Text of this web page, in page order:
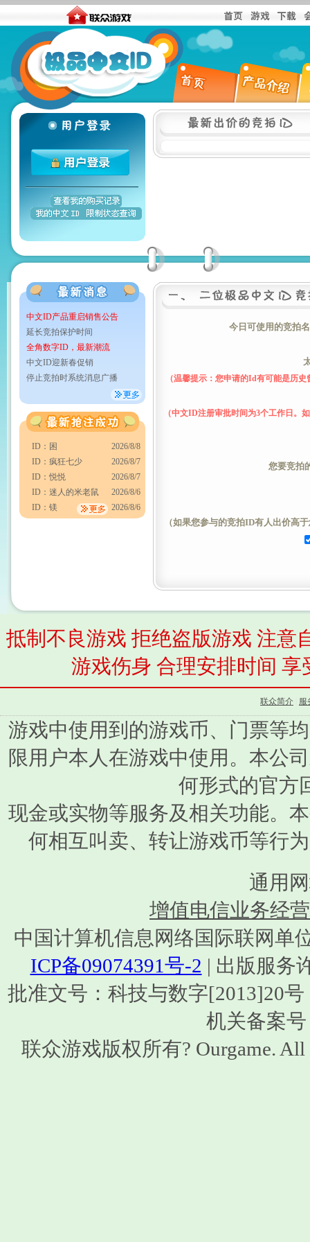
中文ID产品重启销售公告
延长竞拍保护时间
全角数字ID，最新潮流
中文ID迎新春促销
停止竞拍时系统消息广播
ID：困
2026/8/8
ID：疯狂七少
2026/8/7
ID：悦悦
2026/8/7
ID：迷人的米老鼠
2026/8/6
ID：镁
2026/8/6
今日可使用的竞拍
（温馨提示：您申请的Id有可能是历
（中文ID注册审批时间为3个工作日。
您要竞拍
（如果您参与的竞拍ID有人出价高
抵制不良游戏 拒绝盗版游戏 注意
游戏伤身 合理安排时间
联众简介 服
游戏中使用到的游戏币、门票等
限用户本人在游戏中使用。本公
何形式的官方
现金或实物等服务及相关功能。
何相互叫卖、转让游戏币等行
通用
增值电信业务经
中国计算机信息网络国际联网单
ICP备09074391号-2 | 出版服务
批准文号：科技与数字[2013]20号
机关备案号
联众游戏版权所有? Ourgame.